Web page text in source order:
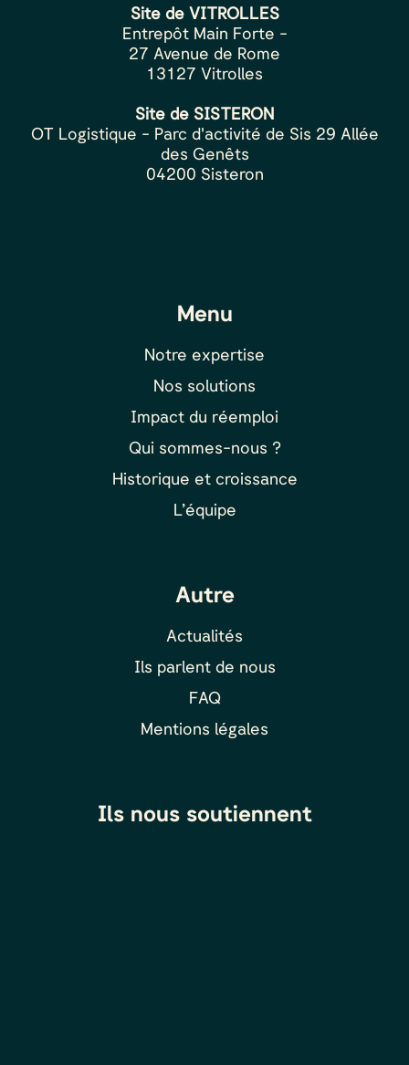
Site de VITROLLES
Entrepôt Main Forte -
27 Avenue de Rome
13127 Vitrolles
Site de SISTERON
OT Logistique - Parc d'activité de Sis 29 Allée
des Genêts
04200 Sisteron
Menu
Notre expertise
Nos solutions
Impact du réemploi
Qui sommes-nous ?
Historique et croissance
L’équipe
Autre
Actualités
Ils parlent de nous
FAQ
Mentions légales
Ils nous soutiennent